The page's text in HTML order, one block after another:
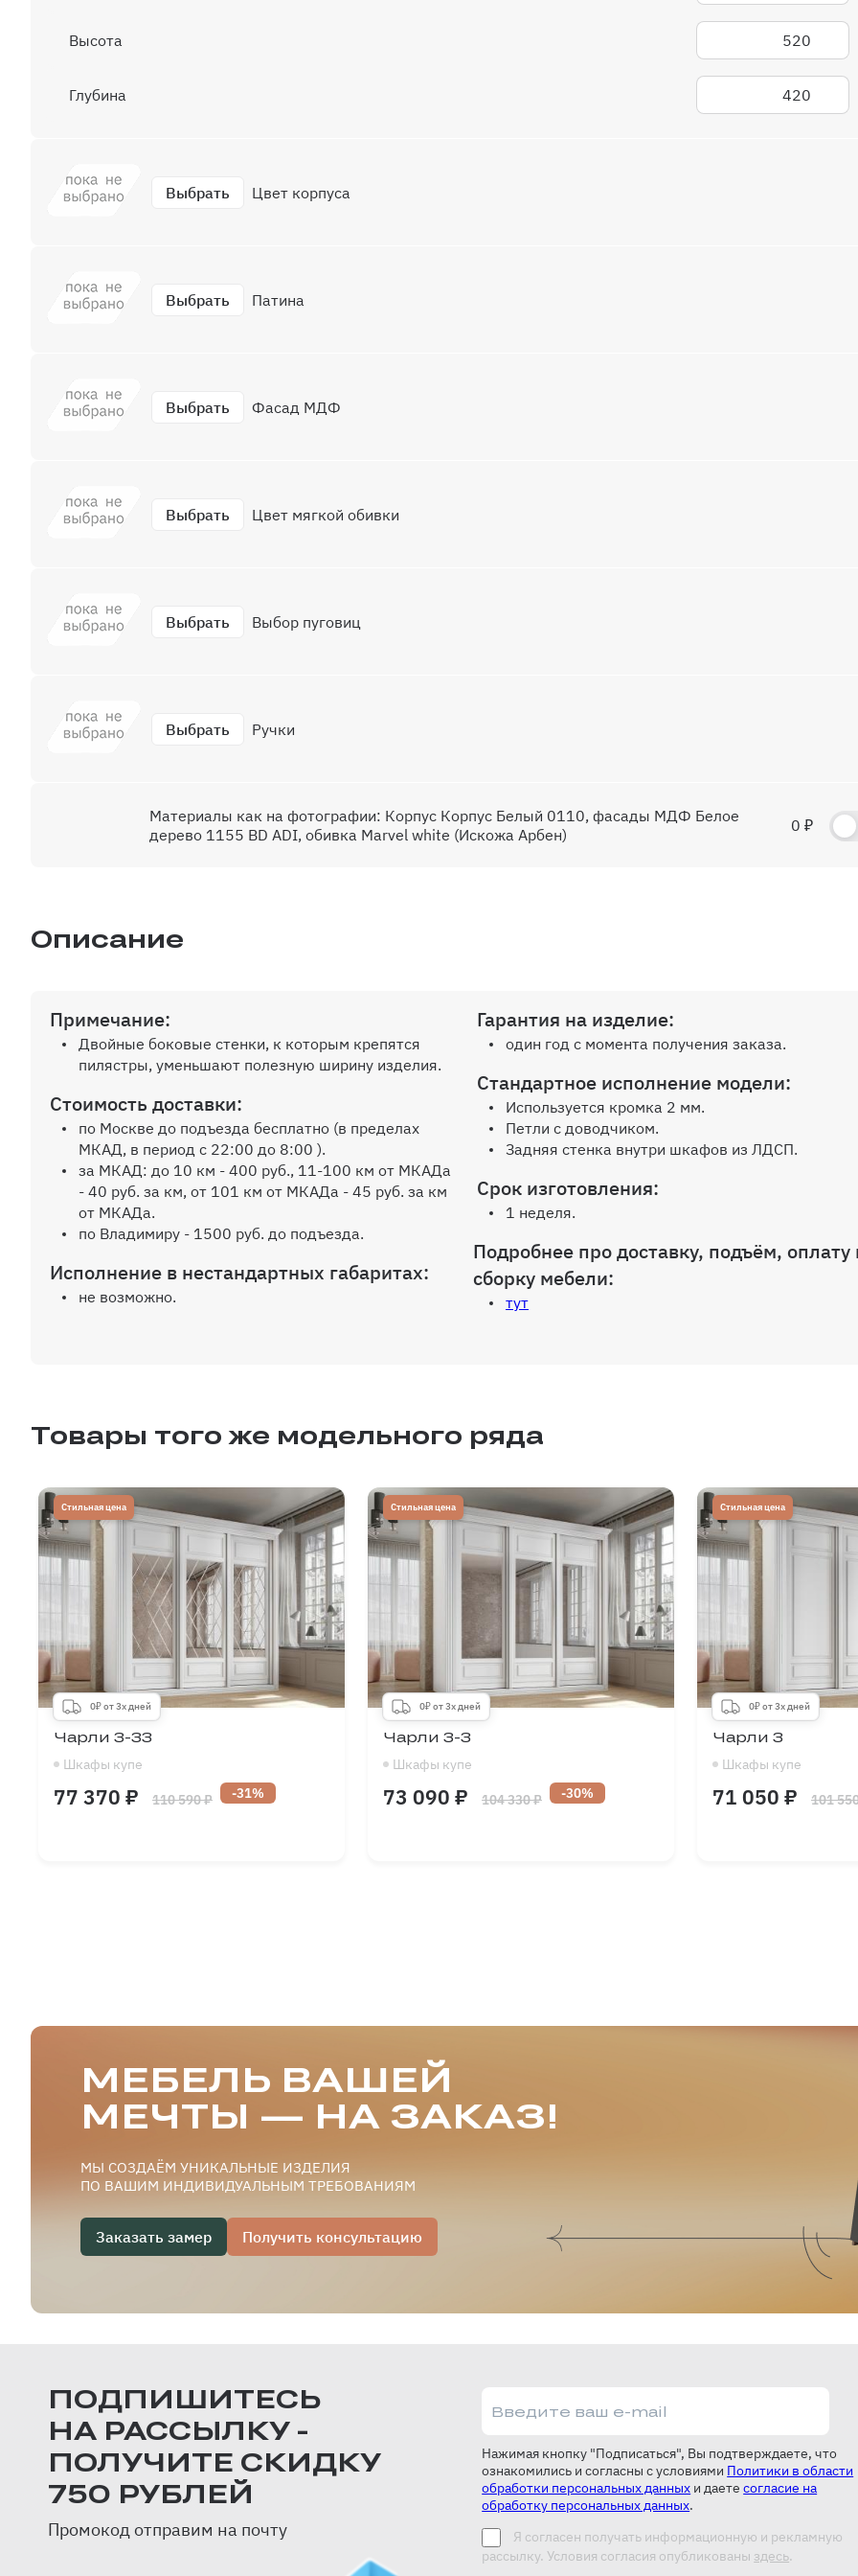
Высота 520
Глубина 420
Выбрать Цвет корпуса
Выбрать Патина
Выбрать Фасад МДФ
Выбрать Цвет мягкой обивки
Выбрать Выбор пуговиц
Выбрать Ручки
Материалы как на фотографии: Корпус Корпус Белый 0110, фасады МДФ Белое
дерево 1155 BD ADI, обивка Marvel white (Искожа Арбен)
0 ₽
Описание
Примечание:
Двойные боковые стенки, к которым крепятся
пилястры, уменьшают полезную ширину изделия.
Стоимость доставки:
по Москве до подъезда бесплатно (в пределах
МКАД, в период с 22:00 до 8:00 ).
за МКАД: до 10 км - 400 руб., 11-100 км от МКАДа
- 40 руб. за км, от 101 км от МКАДа - 45 руб. за км
от МКАДа.
по Владимиру - 1500 руб. до подъезда.
Исполнение в нестандартных габаритах:
не возможно.
Гарантия на изделие:
один год с момента получения заказа.
Стандартное исполнение модели:
Используется кромка 2 мм.
Петли с доводчиком.
Задняя стенка внутри шкафов из ЛДСП.
Срок изготовления:
1 неделя.
Подробнее про доставку, подъём, оплату
сборку мебели:
тут
Товары того же модельного ряда
Стильная цена
0₽ от 3х дней
Шкафы купе
Чарли 3-33
77 370 ₽ 110 590 ₽ -31%
Стильная цена
0₽ от 3х дней
Шкафы купе
Чарли 3-3
73 090 ₽ 104 330 ₽ -30%
Стильная цена
0₽ от 3х дней
Шкафы купе
Чарли 3
71 050 ₽ 101
МЕБЕЛЬ ВАШЕЙ
МЕЧТЫ — НА ЗАКАЗ!
МЫ СОЗДАЁМ УНИКАЛЬНЫЕ ИЗДЕЛИЯ
ПО ВАШИМ ИНДИВИДУАЛЬНЫМ ТРЕБОВАНИЯМ
Заказать замер Получить консультацию
ПОДПИШИТЕСЬ
НА РАССЫЛКУ -
ПОЛУЧИТЕ СКИДКУ
750 РУБЛЕЙ
Промокод отправим на почту
Нажимая кнопку "Подписаться", Вы подтверждаете, что
ознакомились и согласны с условиями Политики в области
обработки персональных данных и даетесогласие на
обработку персональных данных.
Я согласен получать информационную и рекламную
рассылку. Условия согласия опубликованы здесь.